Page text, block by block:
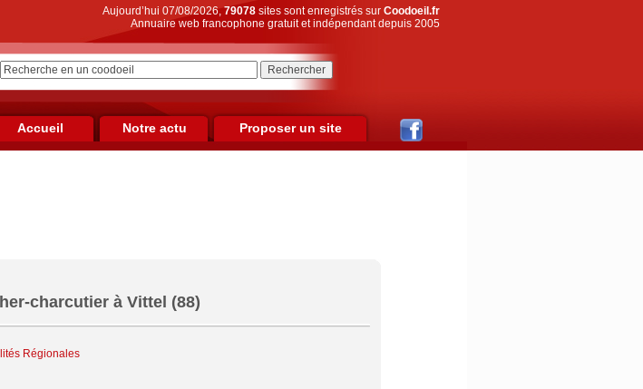
Aujourd’hui 07/08/2026,79078sites sont enregistrés sur Coodoeil.fr
Annuaire web francophone gratuit et indépendant depuis 2005
Accueil Notre actu Proposer un site
charcutier à Vittel (88)
Régionales